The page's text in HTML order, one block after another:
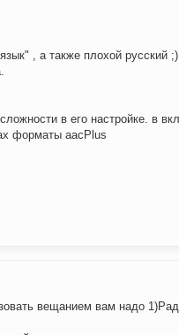
, а также плохой русский ;)
в его настройке. в
форматы aacPlus
вещанием вам надо